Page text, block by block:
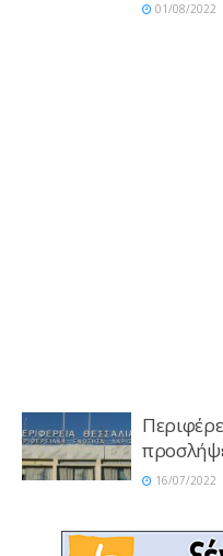
01/08/2022
16/07/2022